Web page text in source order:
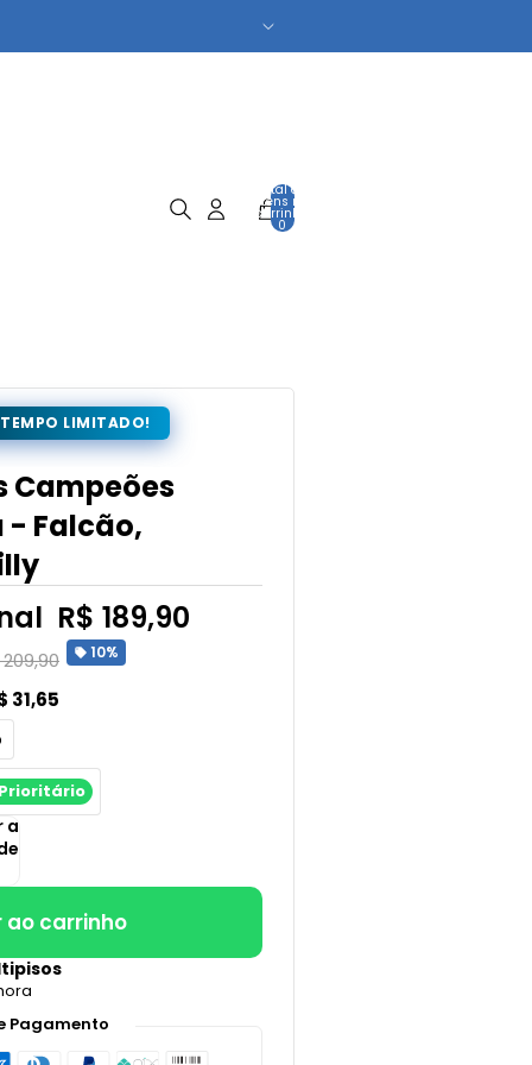
Total de
itens no
carrinho:
0
LIMITADO!
Campeões
- Falcão,
R$ 189,90
10%
31,65
a
ao carrinho
Pagamento